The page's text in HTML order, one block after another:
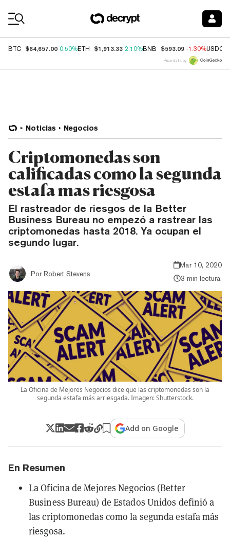
BTC $64,657.00 0.50%ETH $1,913.33 2.10%BNB $593.09 -1.30%USDC
Price data by
Noticias Negocios
Criptomonedas son
calificadas como la segunda
estafa mas riesgosa
El rastreador de riesgos de la Better
Business Bureau no empezó a rastrear las
criptomonedas hasta 2018. Ya ocupan el
segundo lugar.
Por Robert Stevens
Mar 10, 2020
3 min lectura
La Oficina de Mejores Negocios dice que las criptomonedas son la
segunda estafa más arriesgada. Imagen: Shutterstock.
Add on Google
En Resumen
La Oficina de Mejores Negocios (Better
Business Bureau) de Estados Unidos definió a
las criptomonedas como la segunda estafa más
riesgosa.